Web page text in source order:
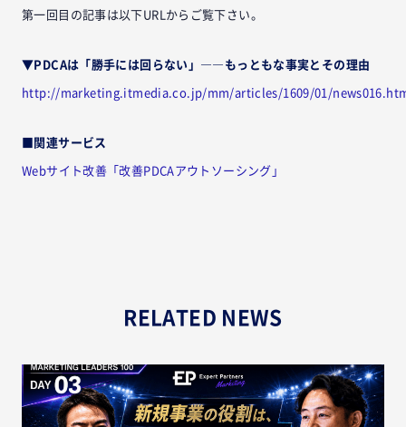
第一回目の記事は以下URLからご覧下さい。
▼PDCAは「勝手には回らない」――もっともな事実とその理由
http://marketing.itmedia.co.jp/mm/articles/1609/01/
■関連サービス
Webサイト改善「改善PDCAアウトソーシング」
RELATED NEWS